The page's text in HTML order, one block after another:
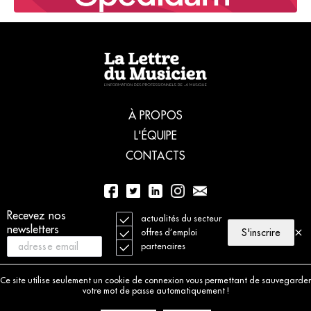
Recevez nos
newsletters
actualités du secteur
offres d’emploi
partenaires
S'inscrire
Ce site utilise seulement un cookie de connexion vous permettant de sauvegarder
votre mot de passe automatiquement !
À PROPOS
L'ÉQUIPE
CONTACTS
01 56 77 04 00
© 2021 La Lettre du Musicien. Tous droits réservés
Charte déontologique